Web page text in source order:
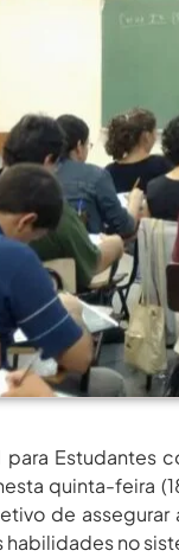
Em Institutos
Participação,
Profissionais De...
Da APUB... agosto 6,
Em Institutos
Participação,
Profissionais De...
Da APUB... agosto 6,
Em Institutos
para Estudantes
quinta-feira
de
no